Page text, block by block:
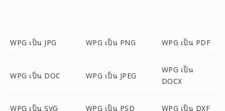
WPG เป็น JPG WPG เป็น PNG WPG เป็น PDF
WPG เป็น DOC WPG เป็น JPEG
WPG เป็น
DOCX
WPG เป็น SVG WPG เป็น PSD WPG เป็น DXF